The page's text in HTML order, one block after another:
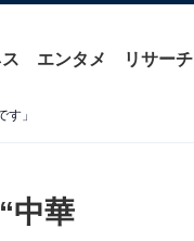
エンタメ リサーチ
」
中華